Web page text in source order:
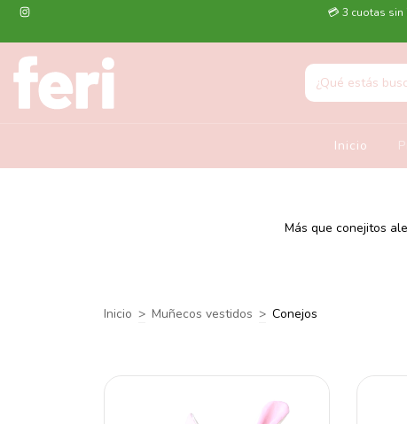
💳 3 cuotas sin
Inicio
Más que conejitos
Inicio > Muñecos vestidos > Conejos